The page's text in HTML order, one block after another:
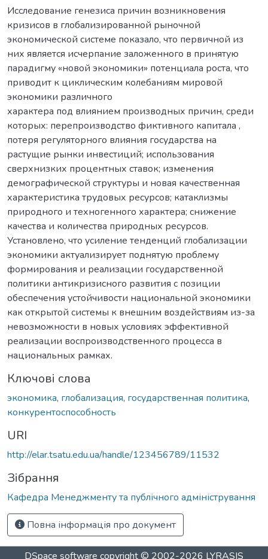
Исследование генезиса причин возникновения
кризисов в глобализированной рыночной
экономической системе показало, что первичной из
них является исчерпание заложенного в принятую
парадигму «новой экономики» потенциала роста, что
приводит к циклическим колебаниям мировой
экономики различного
характера под влиянием производных причин, среди
которых: перепроизводство фиктивного капитала ,
потеря регуляторного влияния государства на
растущие рынки инвестиций; использования
сверхнизких процентных ставок; изменения
демографической структуры и новая качественная
характеристика трудовых ресурсов; катаклизмы
природного и техногенного характера; снижение
качества и количества природных ресурсов.
Установлено, что усиление тенденций глобализации
экономики актуализирует поднятую проблему
формирования и реализации государственной
политики антикризисного развития с позиции
обеспечения устойчивости национальной экономики
как открытой системы к внешним воздействиям из-за
невозможности в новых условиях эффективной
реализации воспроизводственного процесса в
национальных рамках.
Ключові слова
экономика, глобализация, государственная политика,
конкурентоспособность
URI
http://elar.tsatu.edu.ua/handle/123456789/11532
Зібрання
Кафедра Менеджменту та публічного адміністрування
Повна інформація про документ
DSpace software copyright © 2002-2026 LYRASIS